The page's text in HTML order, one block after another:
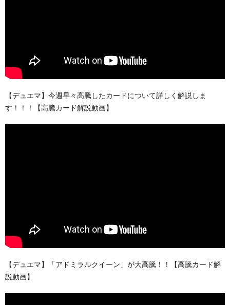
【デュエマ】今週早々高騰したカードについて詳しく解説しま
す！！！【高騰カード解説動画】
【デュエマ】「アドミラルクイーン」が大高騰！！【高騰カード解
説動画】